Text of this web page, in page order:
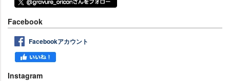
Facebook
Facebookアカウント
Instagram